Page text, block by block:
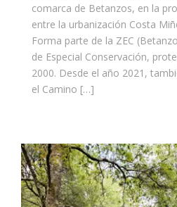
comarca de Betanzos, en la
entre la urbanización Costa
Forma parte de la ZEC
de Especial Conservación,
2000. Desde el año 2021,
el Camino […]